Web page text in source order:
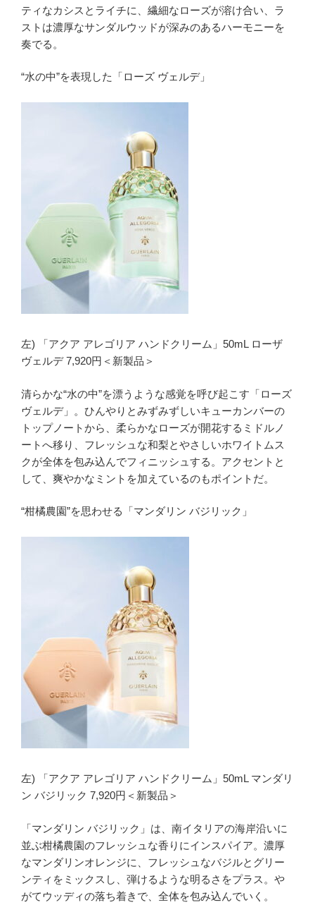
ティなカシスとライチに、繊細なローズが溶け合い、ラ
ストは濃厚なサンダルウッドが深みのあるハーモニーを
奏でる。
“水の中”を表現した「ローズ ヴェルデ」
左) 「アクア アレゴリア ハンドクリーム」50mL ローザ
ヴェルデ 7,920円＜新製品＞
清らかな“水の中”を漂うような感覚を呼び起こす「ローズ
ヴェルデ」。ひんやりとみずみずしいキューカンバーの
トップノートから、柔らかなローズが開花するミドルノ
ートへ移り、フレッシュな和梨とやさしいホワイトムス
クが全体を包み込んでフィニッシュする。アクセントと
して、爽やかなミントを加えているのもポイントだ。
“柑橘農園”を思わせる「マンダリン バジリック」
左) 「アクア アレゴリア ハンドクリーム」50mL マンダリ
ン バジリック 7,920円＜新製品＞
「マンダリン バジリック」は、南イタリアの海岸沿いに
並ぶ柑橘農園のフレッシュな香りにインスパイア。濃厚
なマンダリンオレンジに、フレッシュなバジルとグリー
ンティをミックスし、弾けるような明るさをプラス。や
がてウッディの落ち着きで、全体を包み込んでいく。